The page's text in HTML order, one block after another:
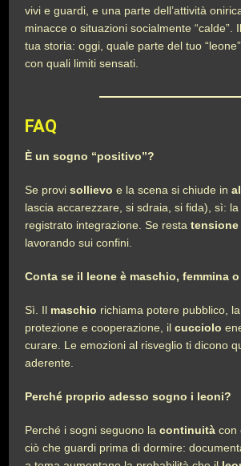
vivi e guardi, e una parte dell’attività
minacce o situazioni socialmente “calde”.
tua storia: oggi, quale parte del tuo
con quali limiti sensati.
FAQ
È un sogno “positivo”?
Se provisollievo e la scena si chiude in
lascia accarezzare, si sdraia, si fida), sì:
registrato integrazione. Se restatensione
lavorando sui confini.
Conta se il leone è maschio, femmina
Sì. Il maschio richiama potere pubblico, la
protezione e cooperazione, ilcucciolo
curare. Le emozioni al risveglio ti dicono
aderente.
Perché proprio adesso sogno i leoni?
Perché i sogni seguono lacontinuità con
ciò che guardi prima di dormire: